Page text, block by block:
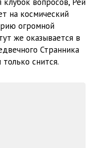
05:43
03:25
на космический
огромной
же оказывается в
Странника
снится.